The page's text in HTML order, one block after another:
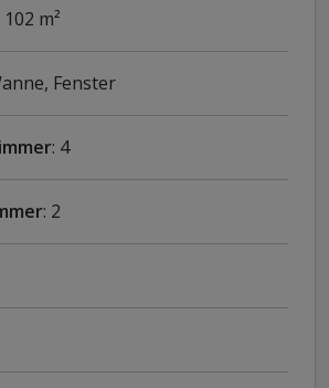
102 m²
Fenster
: 4
: 2